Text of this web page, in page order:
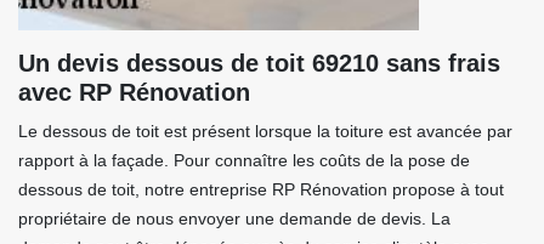
Un devis dessous de toit 69210 sans frais
avec RP Rénovation
Le dessous de toit est présent lorsque la toiture est avancée par
rapport à la façade. Pour connaître les coûts de la pose de
dessous de toit, notre entreprise RP Rénovation propose à tout
propriétaire de nous envoyer une demande de devis. La